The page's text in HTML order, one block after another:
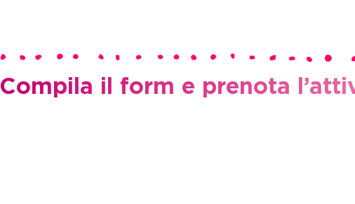
Compila il form e prenota